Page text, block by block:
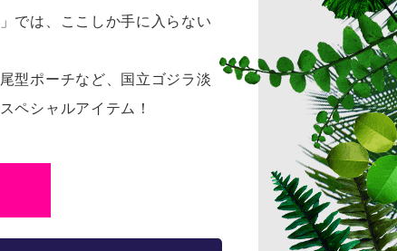
では、ここしか手に入らない
型ポーチなど、国立ゴジラ淡
ペシャルアイテム！